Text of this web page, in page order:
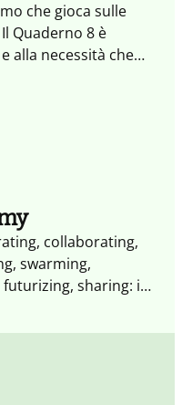
che gioca sulle
Quaderno 8 è
alla necessità che
in modo
porta alla
l’Impresa
dirigere,
collaborating,
swarming,
sharing: il
collaborativa.
più